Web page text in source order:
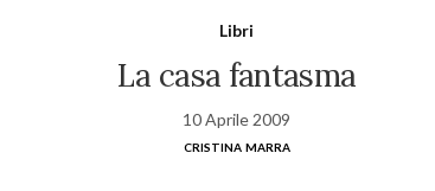
Libri
La casa fantasma
10 Aprile 2009
cristina marra